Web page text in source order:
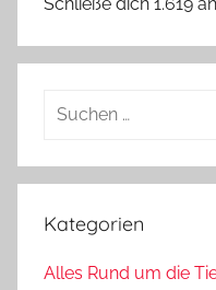
Suchen
Kategorien
Alles Rund um die